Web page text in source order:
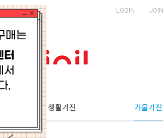
LOGIN JOIN
생활가전 겨울가전